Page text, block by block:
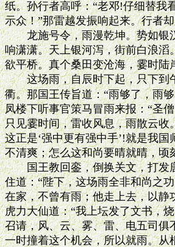
纸。孙行者高呼：“老邓!仔细替我
示众！”那雷越发振响起来。行者
龙施号令，雨漫乾坤。势如银汉
响潇潇。天上银河泻，街前白浪
欲平桥。真个桑田变沧海，霎时
这场雨，自辰时下起，只下到午
衢。那国王传旨道：“雨够了，雨
凤楼下听事官策马冒雨来报：“圣
只见霎时间，雷收风息，雨散云收
这正是‘强中更有强中手’!就是我
不清爽；怎么这和尚要晴就晴，顷
国王教回銮，倒换关文，打发唐
住道：“陛下，这场雨全非和尚之
在家，不曾有雨；他走上去，以静
虎力大仙道：“我上坛发了文书，
召请，风、云、雾、雷、电五司
一时撞着这个机会，所以就雨。